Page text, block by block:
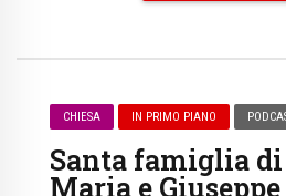
CHIESA IN PRIMO PIANO
Santa famiglia di
Maria e